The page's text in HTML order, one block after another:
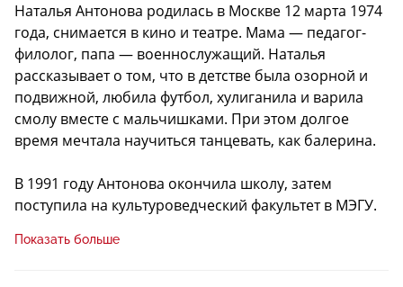
Наталья Антонова родилась в Москве 12 марта 1974
года, снимается в кино и театре. Мама — педагог-
филолог, папа — военнослужащий. Наталья
рассказывает о том, что в детстве была озорной и
подвижной, любила футбол, хулиганила и варила
смолу вместе с мальчишками. При этом долгое
время мечтала научиться танцевать, как балерина.
В 1991 году Антонова окончила школу, затем
поступила на культуроведческий факультет в МЭГУ.
— сцена, Антонова получает образование в
Показать больше